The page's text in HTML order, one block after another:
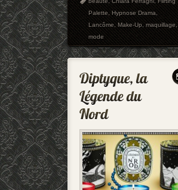
Palette,Hypnose Drama,
Lancôme,Make-Up,maquillage,
mode